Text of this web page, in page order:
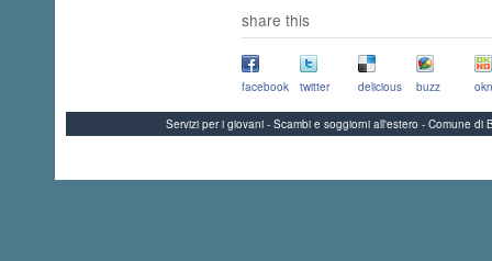
share this
facebook twitter delicious buzz
Servizi per i giovani - Scambi e soggiorni all'estero - Comune